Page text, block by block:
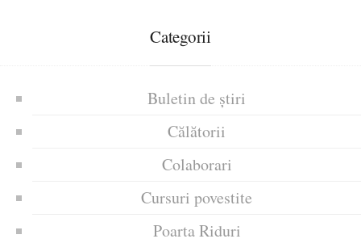
Categorii
Buletin de știri
Călătorii
Colaborari
Cursuri povestite
Poarta Riduri